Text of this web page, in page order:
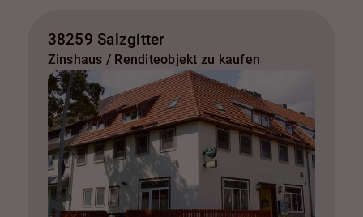
38259 Salzgitter
Zinshaus / Renditeobjekt zu kaufen